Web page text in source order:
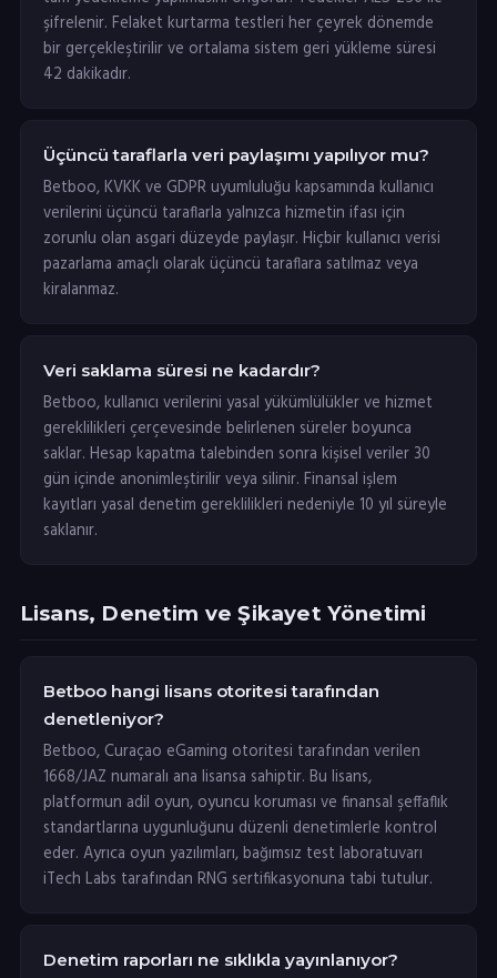
şifrelenir. Felaket kurtarma testleri her çeyrek dönemde
bir gerçekleştirilir ve ortalama sistem geri yükleme süresi
42 dakikadır.
Üçüncü taraflarla veri paylaşımı yapılıyor mu?
Betboo, KVKK ve GDPR uyumluluğu kapsamında kullanıcı
verilerini üçüncü taraflarla yalnızca hizmetin ifası için
zorunlu olan asgari düzeyde paylaşır. Hiçbir kullanıcı verisi
pazarlama amaçlı olarak üçüncü taraflara satılmaz veya
kiralanmaz.
Veri saklama süresi ne kadardır?
Betboo, kullanıcı verilerini yasal yükümlülükler ve hizmet
gereklilikleri çerçevesinde belirlenen süreler boyunca
saklar. Hesap kapatma talebinden sonra kişisel veriler 30
gün içinde anonimleştirilir veya silinir. Finansal işlem
kayıtları yasal denetim gereklilikleri nedeniyle 10 yıl süreyle
saklanır.
Lisans, Denetim ve Şikayet Yönetimi
Betboo hangi lisans otoritesi tarafından
denetleniyor?
Betboo, Curaçao eGaming otoritesi tarafından verilen
1668/JAZ numaralı ana lisansa sahiptir. Bu lisans,
platformun adil oyun, oyuncu koruması ve finansal şeffaflık
standartlarına uygunluğunu düzenli denetimlerle kontrol
eder. Ayrıca oyun yazılımları, bağımsız test laboratuvarı
iTech Labs tarafından RNG sertifikasyonuna tabi tutulur.
Denetim raporları ne sıklıkla yayınlanıyor?